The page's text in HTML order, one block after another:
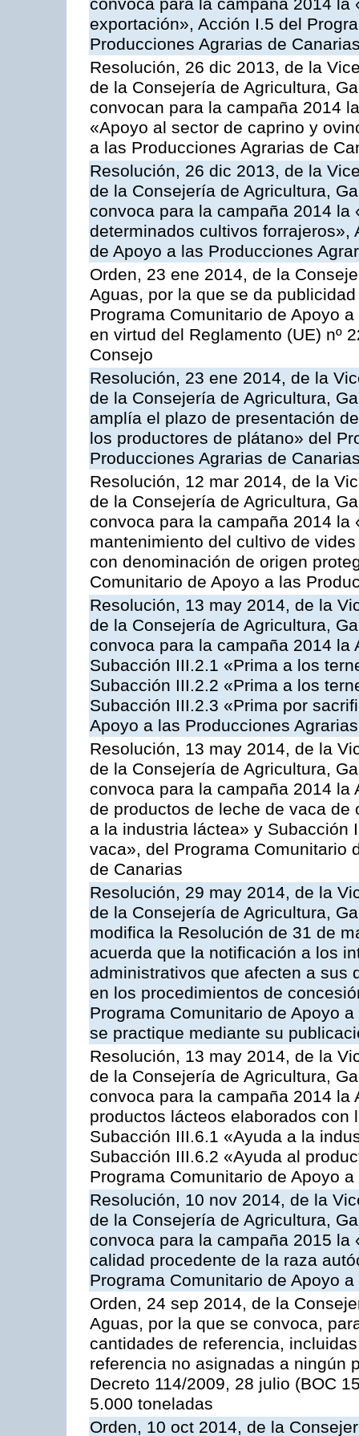
convoca para la campaña 2014
exportación», Acción I.5 del
Producciones Agrarias de
Resolución, 26 dic 2013, de la
de la Consejería de Agricultura,
convocan para la campaña 2014
«Apoyo al sector de caprino y
a las Producciones Agrarias de
Resolución, 26 dic 2013, de la
de la Consejería de Agricultura,
convoca para la campaña 2014 la
determinados cultivos forrajeros»,
de Apoyo a las Producciones
Orden, 23 ene 2014, de la
Aguas, por la que se da
Programa Comunitario de Apoyo
en virtud del Reglamento (UE) nº
Consejo
Resolución, 23 ene 2014, de la
de la Consejería de Agricultura,
amplía el plazo de presentación
los productores de plátano» del
Producciones Agrarias de
Resolución, 12 mar 2014, de la
de la Consejería de Agricultura,
convoca para la campaña 2014 la
mantenimiento del cultivo de
con denominación de origen
Comunitario de Apoyo a las
Resolución, 13 may 2014, de la
de la Consejería de Agricultura,
convoca para la campaña 2014
Subacción III.2.1 «Prima a los
Subacción III.2.2 «Prima a los
Subacción III.2.3 «Prima por
Apoyo a las Producciones
Resolución, 13 may 2014, de la
de la Consejería de Agricultura,
convoca para la campaña 2014
de productos de leche de vaca
a la industria láctea» y Subacción
vaca», del Programa Comunitario
de Canarias
Resolución, 29 may 2014, de la
de la Consejería de Agricultura,
modifica la Resolución de 31 de
acuerda que la notificación a los
administrativos que afecten a sus
en los procedimientos de
Programa Comunitario de Apoyo
se practique mediante su
Resolución, 13 may 2014, de la
de la Consejería de Agricultura,
convoca para la campaña 2014
productos lácteos elaborados
Subacción III.6.1 «Ayuda a la
Subacción III.6.2 «Ayuda al
Programa Comunitario de Apoyo
Resolución, 10 nov 2014, de la
de la Consejería de Agricultura,
convoca para la campaña 2015
calidad procedente de la raza
Programa Comunitario de Apoyo
Orden, 24 sep 2014, de la
Aguas, por la que se convoca,
cantidades de referencia,
referencia no asignadas a ningún
Decreto 114/2009, 28 julio (BOC
5.000 toneladas
Orden, 10 oct 2014, de la